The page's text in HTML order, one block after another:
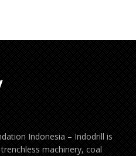
Indonesia – Indodrill is
machinery, coal